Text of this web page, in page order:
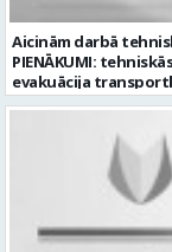
Aicinām darbā
PIENĀKUMI:
evakuācija
sagatavošana
transportlīdzekļa
transportlīdzekļa
un komunikācijas
veikšanā
samaksu no 1600
grafika: dežūra 08.00